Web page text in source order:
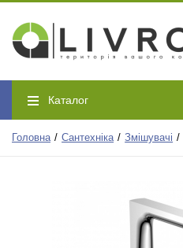
Каталог
Головна Сантехніка Змішувачі